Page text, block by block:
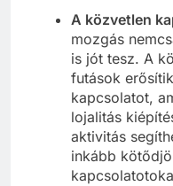
A közvetlen
mozgás
is jót tesz. A
futások
kapcsolatot,
lojalitás
aktivitás
inkább